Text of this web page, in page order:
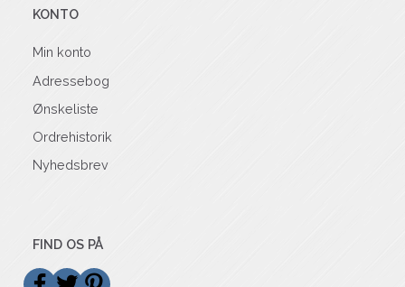
KONTO
Min konto
Adressebog
Ønskeliste
Ordrehistorik
Nyhedsbrev
FIND OS PÅ